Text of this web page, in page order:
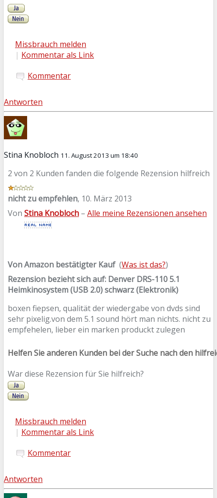
Missbrauch melden
| Kommentar als Link
Kommentar
Antworten
Stina Knobloch 11. August 2013 um 18:40
2 von 2 Kunden fanden die folgende Rezension hilfreich
nicht zu empfehlen, 10. März 2013
Von Stina Knobloch – Alle meine Rezensionen ansehen
Von Amazon bestätigter Kauf (Was ist das?)
Rezension bezieht sich auf: Denver DRS-110 5.1
Heimkinosystem (USB 2.0) schwarz (Elektronik)
boxen fiepsen, qualität der wiedergabe von dvds sind
sehr pixelig.von dem 5.1 sound hört man nichts. nicht zu
empfehelen, lieber ein marken produckt zulegen
Helfen Sie anderen Kunden bei der Suche nach den
War diese Rezension für Sie hilfreich?
Missbrauch melden
| Kommentar als Link
Kommentar
Antworten